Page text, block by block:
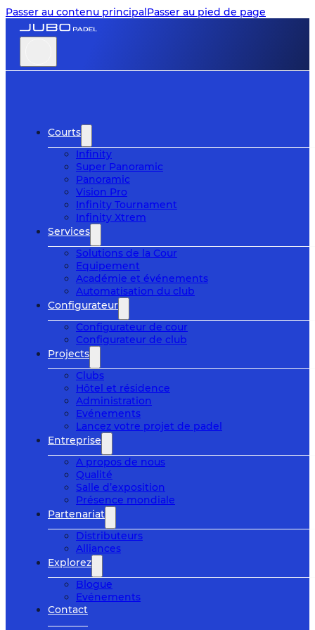
Passer au contenu principalPasser au pied de page
Courts
Infinity
Super Panoramic
Panoramic
Vision Pro
Infinity Tournament
Infinity Xtrem
Services
Solutions de la Cour
Equipement
Académie et événements
Automatisation du club
Configurateur
Configurateur de cour
Configurateur de club
Projects
Clubs
Hôtel et résidence
Administration
Evénements
Lancez votre projet de padel
Entreprise
A propos de nous
Qualité
Salle d’exposition
Présence mondiale
Partenariat
Distributeurs
Alliances
Explorez
Blogue
Evénements
Contact